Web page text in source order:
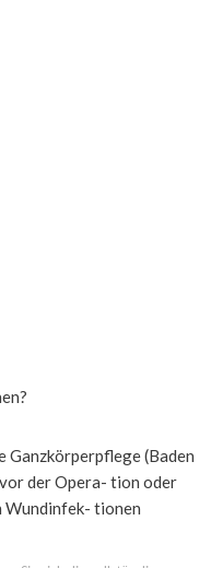
Ganzkörperpflege (Baden
der Opera- tion oder
Wundinfek- tionen